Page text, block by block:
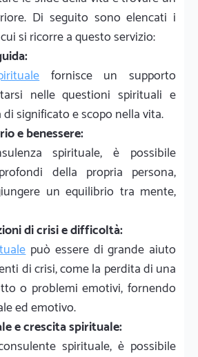
Di seguito sono elencati i
si ricorre a questo servizio:
fornisce un supporto
nelle questioni spirituali e
significato e scopo nella vita.
e benessere:
spirituale, è possibile
della propria persona,
un equilibrio tra mente,
di crisi e difficoltà:
può essere di grande aiuto
di crisi, come la perdita di una
o problemi emotivi, fornendo
ed emotivo.
e crescita spirituale:
spirituale, è possibile